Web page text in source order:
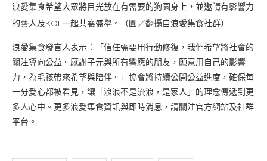
浪愛集食希望大眾將目光放在有需要的狗園身上，並邀請有影響力
的藝人及KOL一起共襄盛舉。（圖／翻攝自浪愛集食社群）
浪愛集食發言人表示：「信任需要用行動修復，我們希望將社會的
關注導向公益。感謝子元與所有響應的朋友，願意用自己的影響
力，為毛孩帶來希望與陪伴。」協會將持續公開公益進度，確保每
一分愛心都被看見，讓「浪浪不是流浪，是家人」的理念傳遞到更
多人心中。更多浪愛集食資訊與即時消息，請關注官方網站及社群
平台。